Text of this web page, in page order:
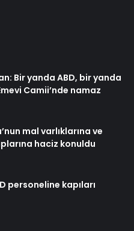
Bir yanda ABD, bir yanda
Camii’nde namaz
mal varlıklarına ve
haciz konuldu
personeline kapıları